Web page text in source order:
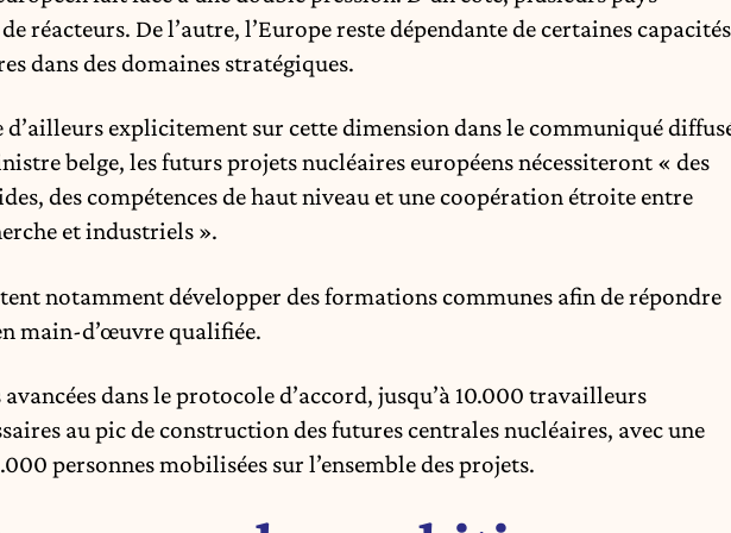
réacteurs. De l’autre, l’Europe reste dépendante de certaines capacités
dans des domaines stratégiques.
explicitement sur cette dimension dans le communiqué
belge, les futurs projets nucléaires européens nécessiteront « des
des compétences de haut niveau et une coopération étroite entre
et industriels ».
notamment développer des formations communes afin de répondre
main-d’œuvre qualifiée.
dans le protocole d’accord, jusqu’à 10.000 travailleurs
au pic de construction des futures centrales nucléaires, avec une
personnes mobilisées sur l’ensemble des projets.